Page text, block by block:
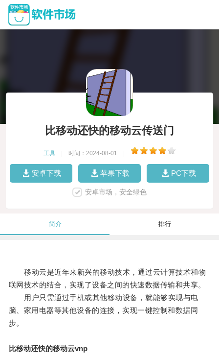
比移动还快的移动云传送门
工具 时间：2024-08-01
安卓下载 苹果下载 PC下载
安卓市场，安全绿色
简介 排行
移动云是近年来新兴的移动技术，通过云计算技术和物
联网技术的结合，实现了设备之间的快速数据传输和共享。
用户只需通过手机或其他移动设备，就能够实现与电
脑、家用电器等其他设备的连接，实现一键控制和数据同
步。
比移动还快的移动云vnp